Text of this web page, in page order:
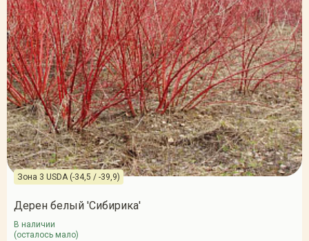
Зона 3 USDA (-34,5 / -39,9)
Дерен белый 'Сибирика'
В наличии
(осталось мало)